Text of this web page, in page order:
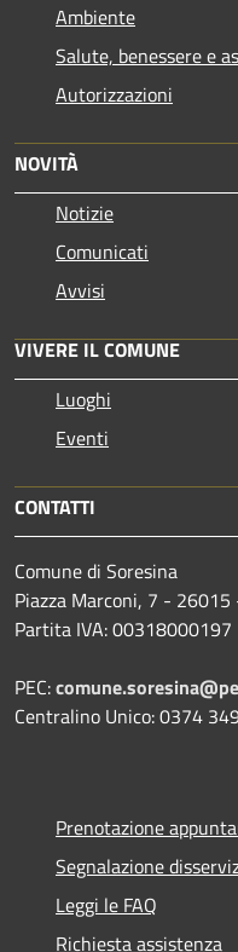
Ambiente
Salute, benessere e
Autorizzazioni
NOVITÀ
Notizie
Comunicati
Avvisi
VIVERE IL COMUNE
Luoghi
Eventi
CONTATTI
Comune di Soresina
Piazza Marconi, 7 - 26015
Partita IVA: 00318000197
PEC:
Centralino Unico: 0374
Prenotazione
Segnalazione
Leggi le FAQ
Richiesta assistenza